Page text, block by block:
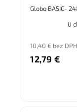
Globo BASIC-
U
10,40 € bez DPH
12,79 €